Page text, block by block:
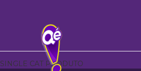
SINGLE CAT PRODUTO